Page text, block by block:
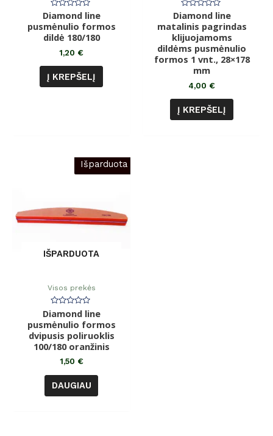
Įvertinimas:
0
iš
5
Diamond line
pusmėnulio formos
dildė 180/180
1,20 €
Į KREPŠELĮ
Įvertinimas:
0
iš
5
Diamond line
matalinis pagrindas
klijuojamoms
dildėms pusmėnulio
formos 1 vnt., 28×178
mm
4,00 €
Į KREPŠELĮ
Išparduota
IŠPARDUOTA
Visos prekės
Įvertinimas:
0
iš
5
Diamond line
pusmėnulio formos
dvipusis poliruoklis
100/180 oranžinis
1,50 €
DAUGIAU